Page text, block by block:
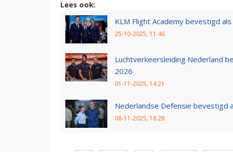
Lees ook:
KLM Flight Academy bevestigd
25-10-2025, 11:46
Luchtverkeersleiding Nederland
2026
01-11-2025, 14:21
Nederlandse Defensie bevestigd
08-11-2025, 18:28